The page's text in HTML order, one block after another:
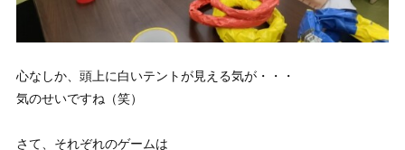
心なしか、頭上に白いテントが見える気が・・・
気のせいですね（笑）
さて、それぞれのゲームは